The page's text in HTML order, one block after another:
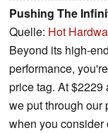
Pushing The
Quelle: Hot
Beyond its high-
performance,
price tag. At $2229
we put through our
when you consider